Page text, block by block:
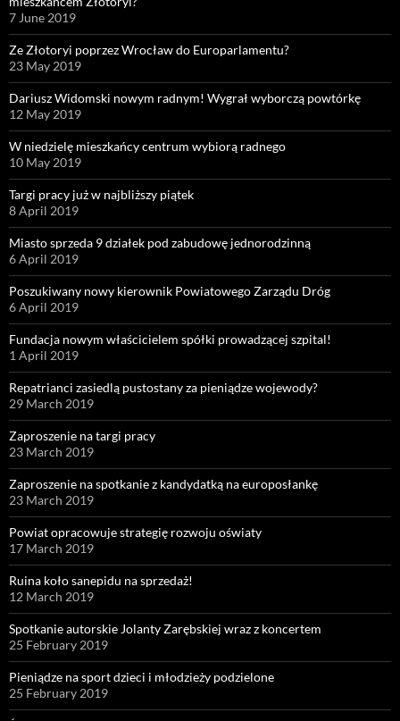
7 June 2019
Ze Złotoryi poprzez Wrocław do Europarlamentu?
23 May 2019
Dariusz Widomski nowym radnym! Wygrał wyborczą powtórkę
12 May 2019
W niedzielę mieszkańcy centrum wybiorą radnego
10 May 2019
Targi pracy już w najbliższy piątek
8 April 2019
Miasto sprzeda 9 działek pod zabudowę jednorodzinną
6 April 2019
Poszukiwany nowy kierownik Powiatowego Zarządu Dróg
6 April 2019
Fundacja nowym właścicielem spółki prowadzącej szpital!
1 April 2019
Repatrianci zasiedlą pustostany za pieniądze wojewody?
29 March 2019
Zaproszenie na targi pracy
23 March 2019
Zaproszenie na spotkanie z kandydatką na europosłankę
23 March 2019
Powiat opracowuje strategię rozwoju oświaty
17 March 2019
Ruina koło sanepidu na sprzedaż!
12 March 2019
Spotkanie autorskie Jolanty Zarębskiej wraz z koncertem
25 February 2019
Pieniądze na sport dzieci i młodzieży podzielone
25 February 2019